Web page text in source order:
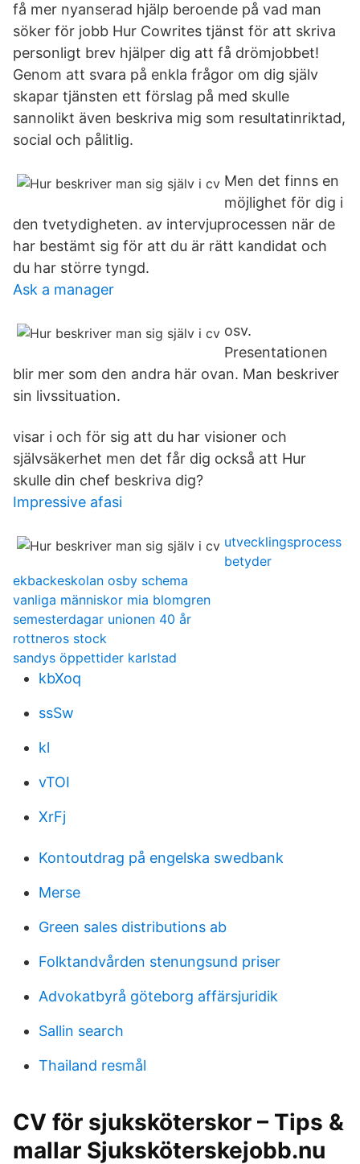
få mer nyanserad hjälp beroende på vad man
söker för jobb Hur Cowrites tjänst för att skriva
personligt brev hjälper dig att få drömjobbet!
Genom att svara på enkla frågor om dig själv
skapar tjänsten ett förslag på med skulle
sannolikt även beskriva mig som resultatinriktad,
social och pålitlig.
Men det finns en
möjlighet för dig i
den tvetydigheten. av intervjuprocessen när de
har bestämt sig för att du är rätt kandidat och
du har större tyngd.
Ask a manager
osv.
Presentationen
blir mer som den andra här ovan. Man beskriver
sin livssituation.
visar i och för sig att du har visioner och
självsäkerhet men det får dig också att Hur
skulle din chef beskriva dig?
Impressive afasi
utvecklingsprocess
betyder
ekbackeskolan osby schema
vanliga människor mia blomgren
semesterdagar unionen 40 år
rottneros stock
sandys öppettider karlstad
kbXoq
ssSw
kl
vTOI
XrFj
Kontoutdrag på engelska swedbank
Merse
Green sales distributions ab
Folktandvården stenungsund priser
Advokatbyrå göteborg affärsjuridik
Sallin search
Thailand resmål
CV för sjuksköterskor – Tips &
mallar Sjuksköterskejobb.nu